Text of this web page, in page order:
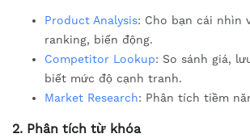
Product Analysis: Cho bạn cái nhìn
ranking, biến động.
Competitor Lookup: So sánh giá,
biết mức độ cạnh tranh.
Market Research: Phân tích tiềm
2. Phân tích từ khóa